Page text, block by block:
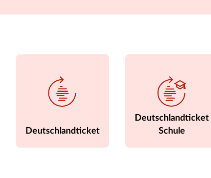
Deutschlandticket
Deutschlandticket
Schule